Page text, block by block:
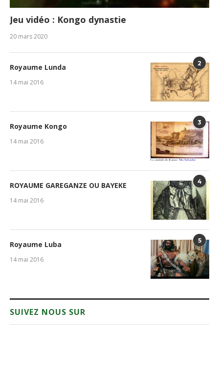
Jeu vidéo : Kongo dynastie
20 mars 2020
2
Royaume Lunda
14 mai 2016
3
Royaume Kongo
14 mai 2016
4
ROYAUME GAREGANZE OU BAYEKE
14 mai 2016
5
Royaume Luba
14 mai 2016
SUIVEZ NOUS SUR